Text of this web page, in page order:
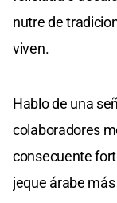
nutre de
viven.
Hablo de una
colaboradores
consecuente
jeque árabe